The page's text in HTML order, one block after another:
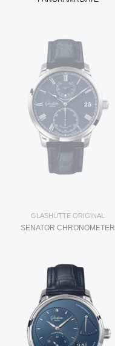
GLASHÜTTE ORIGINAL
SENATOR CHRONOMETER